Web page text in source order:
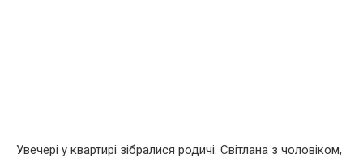
Увечері у квартирі зібралися родичі. Світлана з чоловіком,